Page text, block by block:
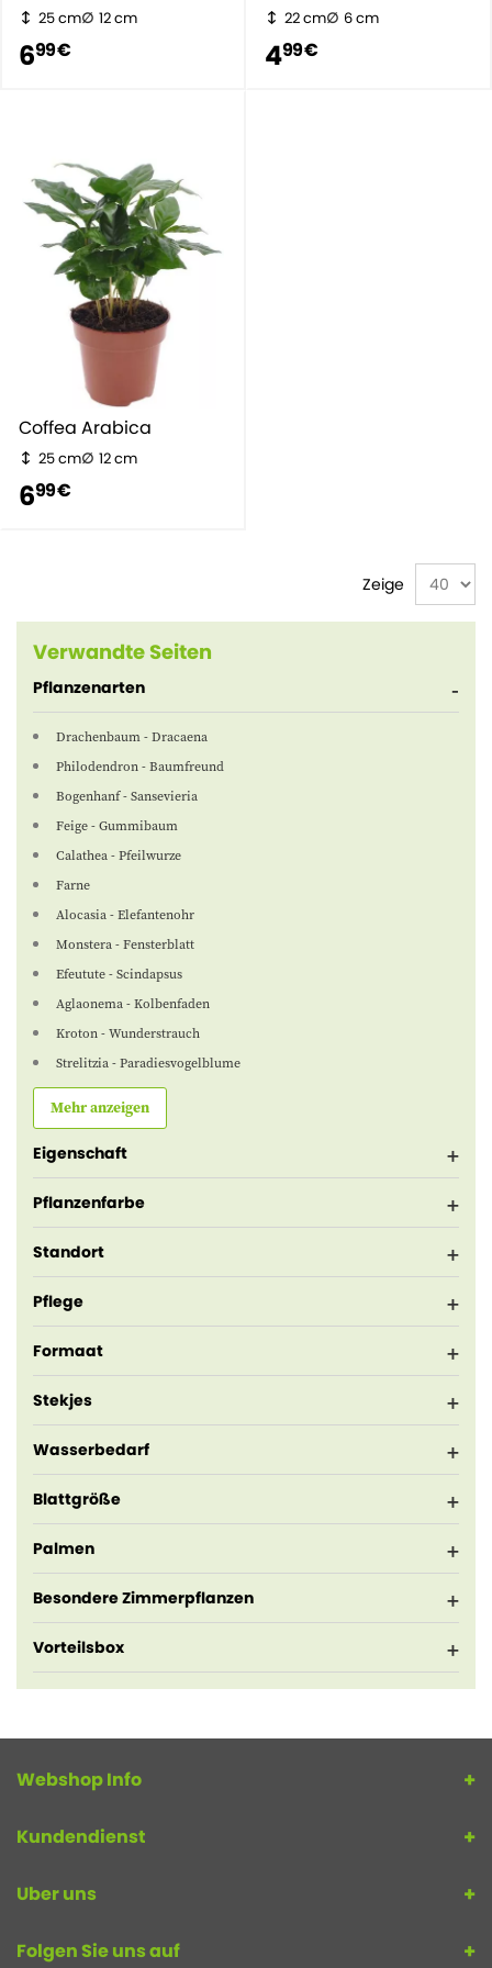
25 cm 12 cm
699 €
22 cm 6 cm
499 €
Coffea Arabica
25 cm 12 cm
699 €
Zeige
Verwandte Seiten
Pflanzenarten
Drachenbaum - Dracaena
Philodendron - Baumfreund
Bogenhanf - Sansevieria
Feige - Gummibaum
Calathea - Pfeilwurze
Farne
Alocasia - Elefantenohr
Monstera - Fensterblatt
Efeutute - Scindapsus
Aglaonema - Kolbenfaden
Kroton - Wunderstrauch
Strelitzia - Paradiesvogelblume
Mehr anzeigen
Eigenschaft
Pflanzenfarbe
Standort
Pflege
Formaat
Stekjes
Wasserbedarf
Blattgröße
Palmen
Besondere Zimmerpflanzen
Vorteilsbox
Webshop Info
Kundendienst
Uber uns
Folgen Sie uns auf